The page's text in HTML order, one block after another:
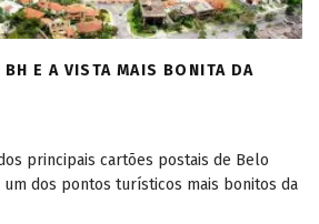
BH E A VISTA MAIS BONITA DA
principais cartões postais de Belo
dos pontos turísticos mais bonitos da